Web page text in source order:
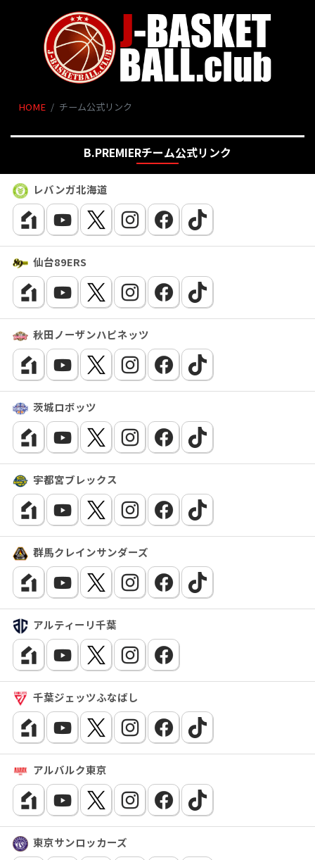
HOME チーム公式リンク
B.PREMIERチーム公式リンク
レバンガ北海道
仙台89ERS
秋田ノーザンハピネッツ
茨城ロボッツ
宇都宮ブレックス
群馬クレインサンダーズ
アルティーリ千葉
千葉ジェッツふなばし
アルバルク東京
東京サンロッカーズ